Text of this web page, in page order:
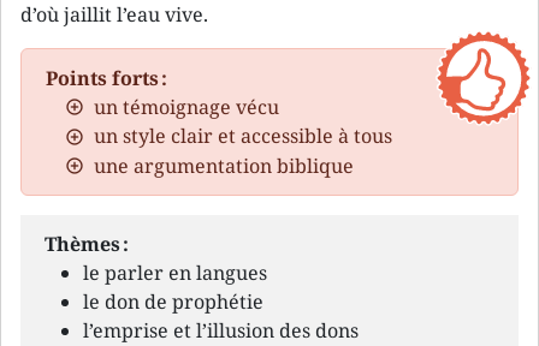
d’où jaillit l’eau vive.
Points forts :
un témoignage vécu
un style clair et accessible à tous
une argumentation biblique
Thèmes :
le parler en langues
le don de prophétie
l’emprise et l’illusion des dons